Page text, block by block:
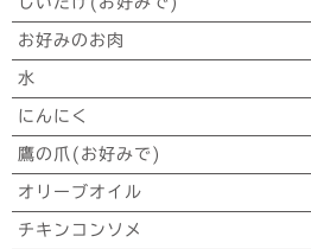
お好みのお肉
水
にんにく
鷹の爪(お好みで)
オリーブオイル
チキンコンソメ